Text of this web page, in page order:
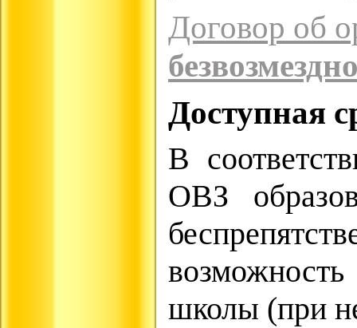
Договор об
Доступная
В
ОВЗ
школы (при